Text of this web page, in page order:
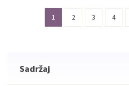
1 2 3 4
Sadržaj